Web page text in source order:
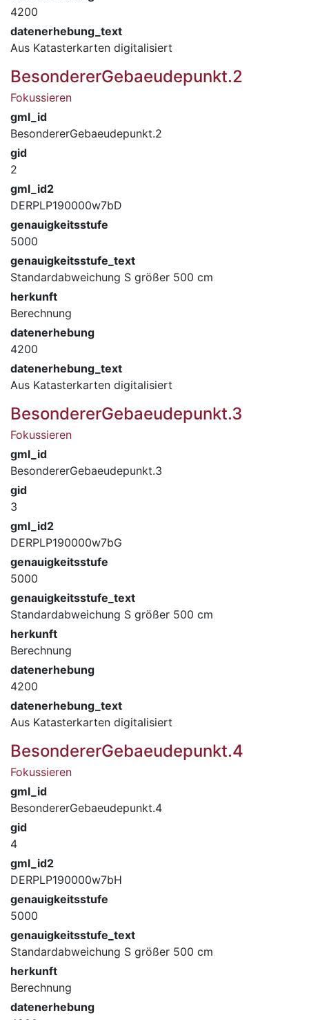
4200
datenerhebung_text
Aus Katasterkarten digitalisiert
BesondererGebaeudepunkt.2
Fokussieren
gml_id
BesondererGebaeudepunkt.2
gid
2
gml_id2
DERPLP190000w7bD
genauigkeitsstufe
5000
genauigkeitsstufe_text
Standardabweichung S größer 500 cm
herkunft
Berechnung
datenerhebung
4200
datenerhebung_text
Aus Katasterkarten digitalisiert
BesondererGebaeudepunkt.3
Fokussieren
gml_id
BesondererGebaeudepunkt.3
gid
3
gml_id2
DERPLP190000w7bG
genauigkeitsstufe
5000
genauigkeitsstufe_text
Standardabweichung S größer 500 cm
herkunft
Berechnung
datenerhebung
4200
datenerhebung_text
Aus Katasterkarten digitalisiert
BesondererGebaeudepunkt.4
Fokussieren
gml_id
BesondererGebaeudepunkt.4
gid
4
gml_id2
DERPLP190000w7bH
genauigkeitsstufe
5000
genauigkeitsstufe_text
Standardabweichung S größer 500 cm
herkunft
Berechnung
datenerhebung